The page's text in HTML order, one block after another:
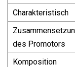
Charakteristisch
des Promotors
Komposition